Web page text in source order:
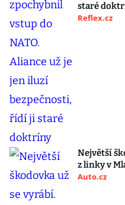
staré
Reflex.cz
Největší
z linky v
Auto.cz